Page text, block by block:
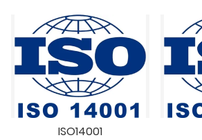
ISO14001